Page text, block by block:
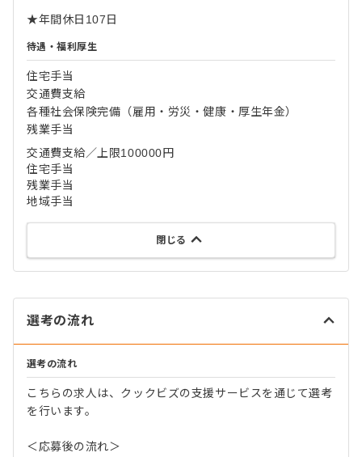
★年間休日107日
待遇・福利厚生
住宅手当
交通費支給
各種社会保険完備（雇用・労災・健康・厚生年金）
残業手当
交通費支給／上限100000円
住宅手当
残業手当
地域手当
閉じる
選考の流れ
選考の流れ
こちらの求人は、クックビズの支援サービスを通じて選考
を行います。
＜応募後の流れ＞